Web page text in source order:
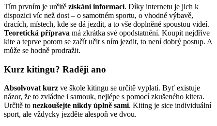
Tím prvním je určitě získání informací. Díky internetu je jich k
dispozici víc než dost – o samotném sportu, o vhodné výbavě,
dracích, místech, kde se dá jezdit, a to vše doplněné spoustou videí.
Teoretická příprava má zkrátka své opodstatnění. Koupit nejdříve
kite a teprve potom se začít učit s ním jezdit, to není dobrý postup. A
může se hodně prodražit.
Kurz kitingu? Raději ano
Absolvovat kurz ve škole kitingu se určitě vyplatí. Byť existuje
názor, že to zvládne i samouk, nejlépe s pomocí zkušeného kitera.
Určitě to nezkoušejte nikdy úplně sami. Kiting je sice individuální
sport, ale vždycky jezděte alespoň ve dvou.